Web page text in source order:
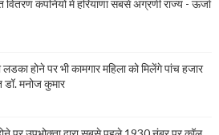
वितरण कंपनियों में हरियाणा सबसे अग्रणी राज्य - ऊर्जा
होने पर भी कामगार महिला को मिलेंगे पांच हजार
मनोज कुमार